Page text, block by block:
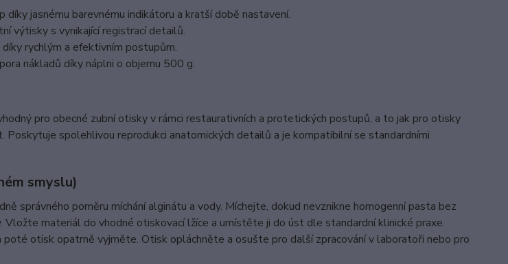
díky jasnému barevnému indikátoru a kratší době nastavení.
výtisky s vynikající registrací detailů.
rychlým a efektivním postupům.
nákladů díky náplni o objemu 500 g.
pro obecné zubní otisky v rámci restaurativních a protetických postupů, a to jak pro otisky
Poskytuje spolehlivou reprodukci anatomických detailů a je kompatibilní se standardními
smyslu)
správného poměru míchání alginátu a vody. Míchejte, dokud nevznikne homogenní pasta bez
Vložte materiál do vhodné otiskovací lžíce a umístěte ji do úst dle standardní klinické praxe.
otisk opatrně vyjměte. Otisk opláchněte a osušte pro další zpracování v laboratoři nebo pro